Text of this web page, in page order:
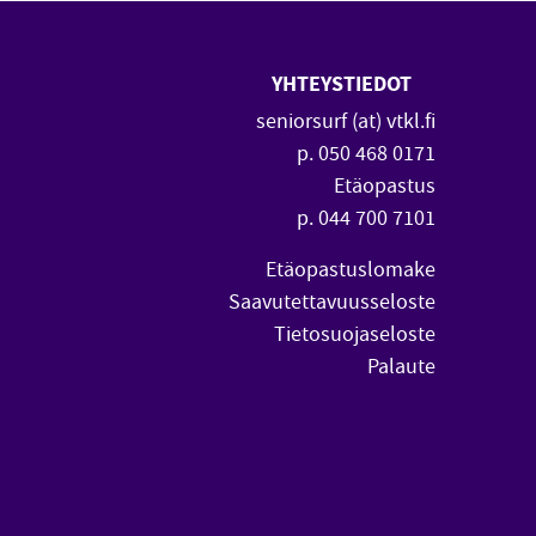
YHTEYSTIEDOT
seniorsurf (at) vtkl.fi
p. 050 468 0171
Etäopastus
p. 044 700 7101
Etäopastuslomake
Saavutettavuusseloste
Tietosuojaseloste
Palaute